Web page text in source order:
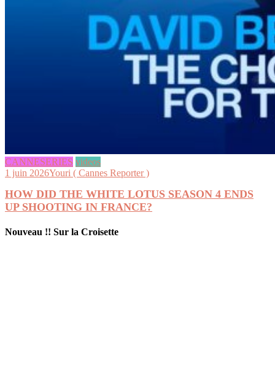
CANNESERIES videos
1 juin 2026Youri ( Cannes Reporter )
HOW DID THE WHITE LOTUS SEASON 4 ENDS
UP SHOOTING IN FRANCE?
Nouveau !! Sur la Croisette